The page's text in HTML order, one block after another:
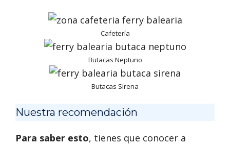
Cafetería
Butacas Neptuno
Butacas Sirena
Nuestra recomendación
Para saber esto, tienes que conocer a